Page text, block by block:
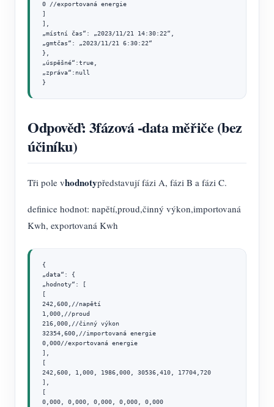
0 //exportovaná energie
]
],
„místní čas“: „2023/11/21 14:30:22“,
„gmtčas“: „2023/11/21 6:30:22“
},
„úspěšné“:true,
„zpráva“:null
}
Odpověď: 3fázová -data měřiče (bez
účiníku)
Tři pole vhodnotypředstavují fázi A, fázi B a fázi C.
definice hodnot: napětí,proud,činný výkon,importovaná
Kwh, exportovaná Kwh
{
„data“: {
„hodnoty“: [
[
242,600,//napětí
1,000,//proud
216,000,//činný výkon
32354,600,//importovaná energie
0,000//exportovaná energie
],
[
242,600, 1,000, 1986,000, 30536,410, 17704,720
],
[
0,000, 0,000, 0,000, 0,000, 0,000